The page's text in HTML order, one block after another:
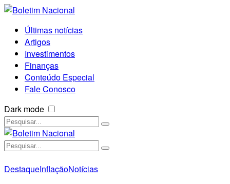
Últimas notícias
Artigos
Investimentos
Finanças
Conteúdo Especial
Fale Conosco
Dark mode
DestaqueInflaçãoNotícias